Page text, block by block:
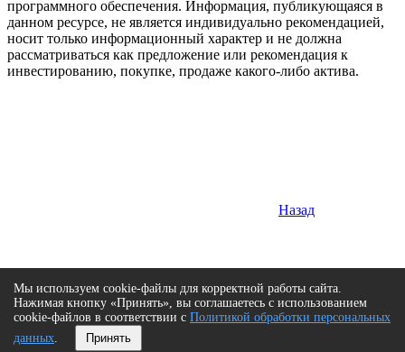
программного обеспечения. Информация, публикующаяся в
данном ресурсе, не является индивидуально рекомендацией,
носит только информационный характер и не должна
рассматриваться как предложение или рекомендация к
инвестированию, покупке, продаже какого-либо актива.
Назад
Мы используем cookie-файлы для корректной работы сайта.
Нажимая кнопку «Принять», вы соглашаетесь с использованием
cookie-файлов в соответствии с Политикой обработки персональных
данных. Принять